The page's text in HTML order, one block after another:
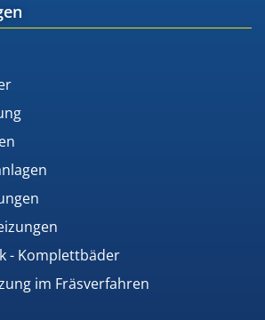
- Komplettbäder
im Fräsverfahren